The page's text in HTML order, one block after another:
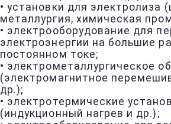
• установки для электролиза
металлургия, химическая
• электрооборудование для
электроэнергии на большие
постоянном токе;
• электрометаллургическое
(электромагнитное
др.);
• электротермические
(индукционный нагрев и др.);